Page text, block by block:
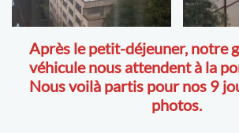
Après le petit-déjeuner, notre
véhicule nous attendent à la
Nous voilà partis pour nos 9
photos.